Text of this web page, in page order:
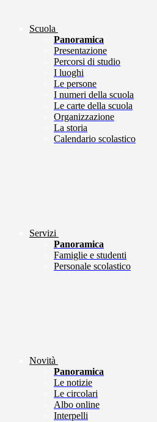
Scuola
Panoramica
Presentazione
Percorsi di studio
I luoghi
Le persone
I numeri della scuola
Le carte della scuola
Organizzazione
La storia
Calendario scolastico
Servizi
Panoramica
Famiglie e studenti
Personale scolastico
Novità
Panoramica
Le notizie
Le circolari
Albo online
Interpelli